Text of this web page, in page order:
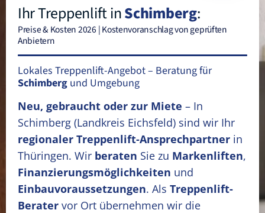
Ihr Treppenlift inSchimberg:
Preise & Kosten 2026 | Kostenvoranschlag von geprüften
Anbietern
Lokales Treppenlift-Angebot – Beratung für
Schimberg und Umgebung
Neu, gebraucht oder zur Miete – In
Schimberg (Landkreis Eichsfeld) sind wir Ihr
regionaler Treppenlift-Ansprechpartner in
Thüringen. Wir beraten Sie zu Markenliften,
Finanzierungsmöglichkeiten und
Einbauvoraussetzungen. Als Treppenlift-
Berater vor Ort übernehmen wir die